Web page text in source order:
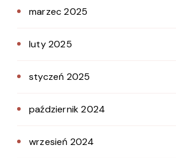
marzec 2025
luty 2025
styczeń 2025
październik 2024
wrzesień 2024